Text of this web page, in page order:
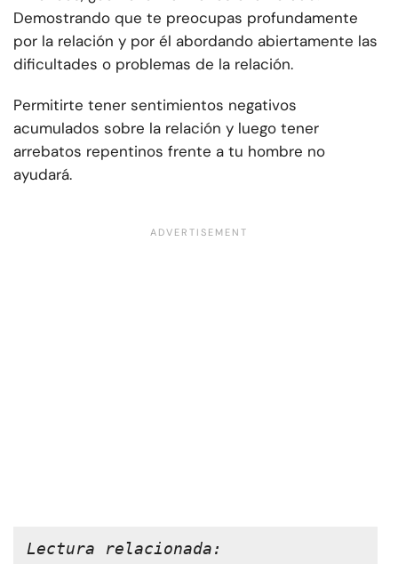
Demostrando que te preocupas profundamente
por la relación y por él abordando abiertamente las
dificultades o problemas de la relación.
Permitirte tener sentimientos negativos
acumulados sobre la relación y luego tener
arrebatos repentinos frente a tu hombre no
ayudará.
Lectura relacionada: